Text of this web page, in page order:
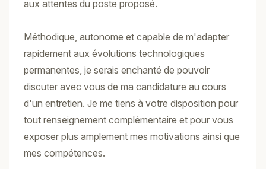
aux attentes du poste proposé.
Méthodique, autonome et capable de m'adapter
rapidement aux évolutions technologiques
permanentes, je serais enchanté de pouvoir
discuter avec vous de ma candidature au cours
d'un entretien. Je me tiens à votre disposition pour
tout renseignement complémentaire et pour vous
exposer plus amplement mes motivations ainsi que
mes compétences.